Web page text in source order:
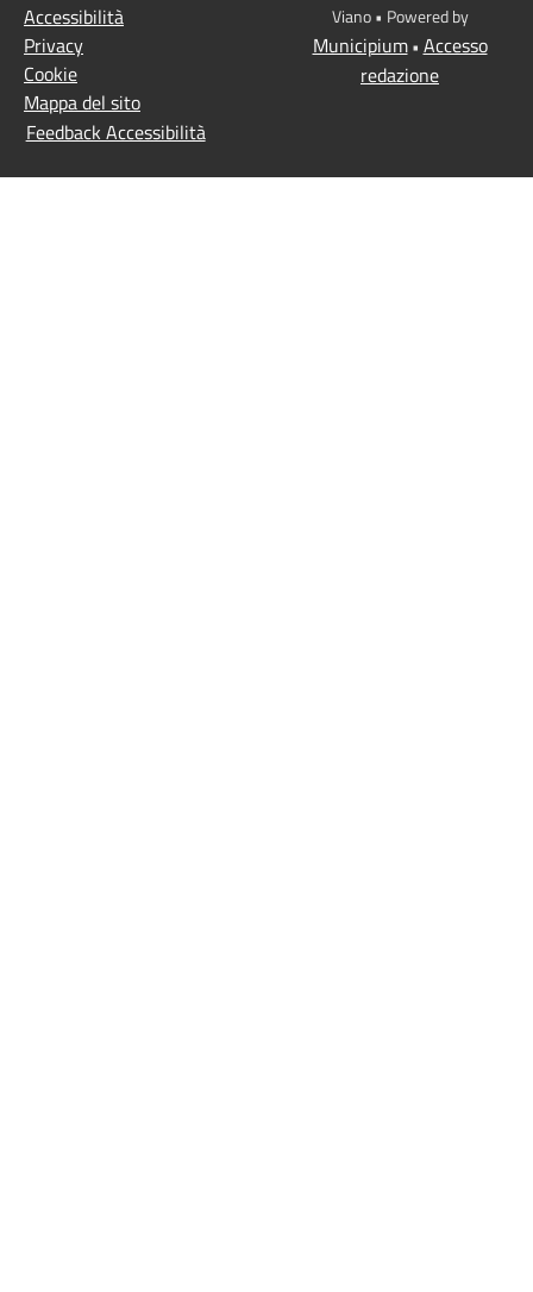
Accessibilità
Privacy
Cookie
Mappa del sito
Feedback Accessibilità
Viano • Powered by
Municipium• Accesso
redazione